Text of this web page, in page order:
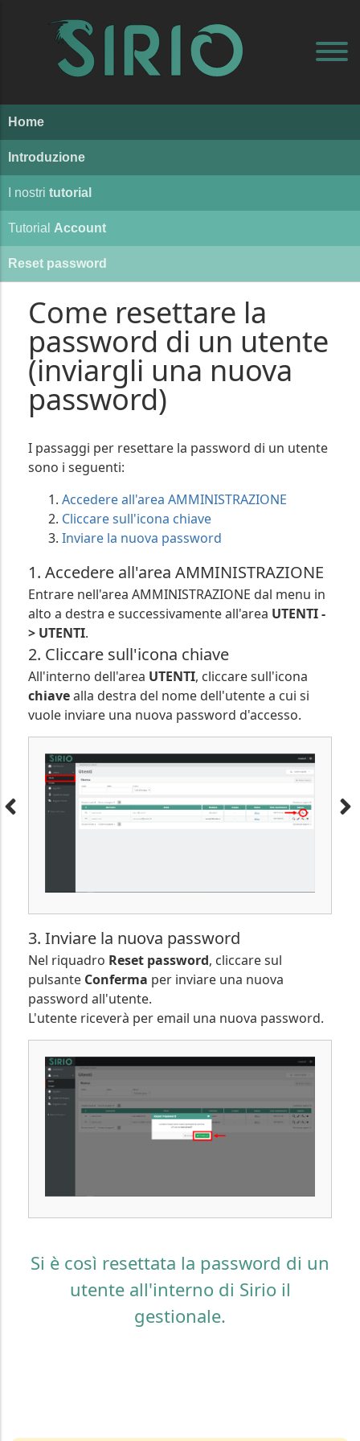
Home
Introduzione
I nostri tutorial
Tutorial Account
Reset password
Come resettare la
password di un utente
(inviargli una nuova
password)
I passaggi per resettare la password di un utente
sono i seguenti:
Accedere all'area AMMINISTRAZIONE
Cliccare sull'icona chiave
Inviare la nuova password
1. Accedere all'area AMMINISTRAZIONE
Entrare nell'area AMMINISTRAZIONE dal menu in
alto a destra e successivamente all'area UTENTI -
> UTENTI.
2. Cliccare sull'icona chiave
All'interno dell'area UTENTI, cliccare sull'icona
chiavealla destra del nome dell'utente a cui si
vuole inviare una nuova password d'accesso.
3. Inviare la nuova password
Nel riquadro Reset password, cliccare sul
pulsante Conferma per inviare una nuova
password all'utente.
L'utente riceverà per email una nuova password.
Si è così resettata la password di un
utente all'interno di Sirio il
gestionale.